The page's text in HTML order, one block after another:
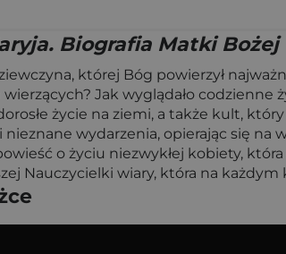
Biografia Matki Bożej
której Bóg powierzył
Jak wyglądało codzienne
życie na ziemi, a także kult,
wydarzenia, opierając się na
o życiu niezwykłej kobiety,
Nauczycielki wiary, która na każdym